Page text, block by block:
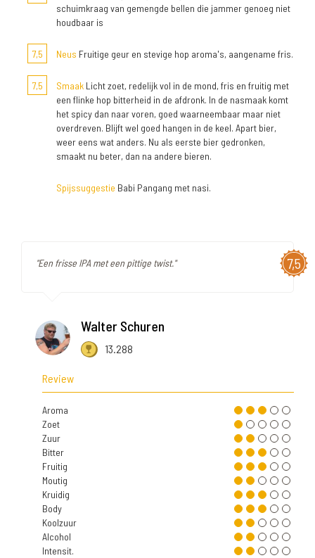
schuimkraag van gemengde bellen die jammer genoeg niet
houdbaar is
7,5 Neus Fruitige geur en stevige hop aroma's, aangename fris.
7,5 Smaak Licht zoet, redelijk vol in de mond, fris en fruitig met
een flinke hop bitterheid in de afdronk. In de nasmaak komt
het spicy dan naar voren, goed waarneembaar maar niet
overdreven. Blijft wel goed hangen in de keel. Apart bier,
weer eens wat anders. Nu als eerste bier gedronken,
smaakt nu beter, dan na andere bieren.
Spijssuggestie Babi Pangang met nasi.
7,5
"Een frisse IPA met een pittige twist."
Walter Schuren
13.288
Review
Aroma
Zoet
Zuur
Bitter
Fruitig
Moutig
Kruidig
Body
Koolzuur
Alcohol
Intensit.